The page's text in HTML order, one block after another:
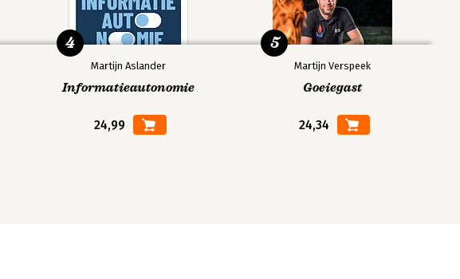
Martijn Aslander
Informatieautonomie
24,99
4
Martijn Verspeek
Goeiegast
24,34
5